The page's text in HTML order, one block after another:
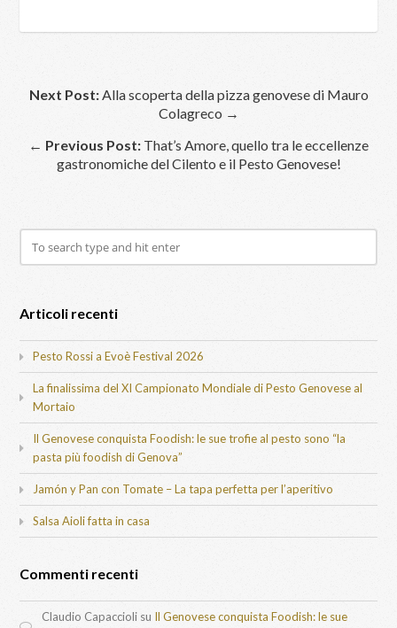
Next Post:Alla scoperta della pizza genovese di Mauro
Colagreco →
← Previous Post: That’s Amore, quello tra le eccellenze
gastronomiche del Cilento e il Pesto Genovese!
Articoli recenti
Pesto Rossi a Evoè Festival 2026
La finalissima del XI Campionato Mondiale di Pesto Genovese al
Mortaio
Il Genovese conquista Foodish: le sue trofie al pesto sono “la
pasta più foodish di Genova”
Jamón y Pan con Tomate – La tapa perfetta per l’aperitivo
Salsa Aioli fatta in casa
Commenti recenti
Claudio Capaccioli su Il Genovese conquista Foodish: le sue